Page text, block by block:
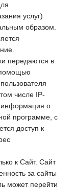
услуг)
образом.
передаются в
помощью
числе IP-
о
программе, с
доступ к
к Сайт. Сайт
за сайты
может перейти